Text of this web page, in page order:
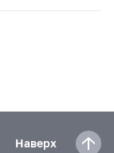
Наверх